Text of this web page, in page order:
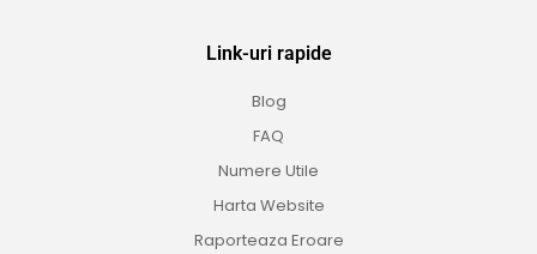
Link-uri rapide
Blog
FAQ
Numere Utile
Harta Website
Raporteaza Eroare